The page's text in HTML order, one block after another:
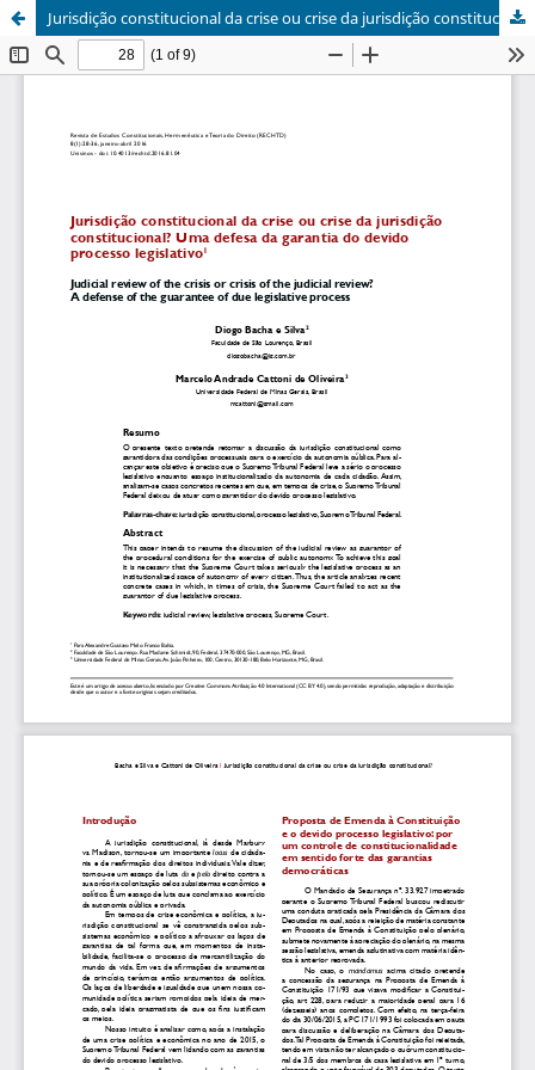
Jurisdição constitucional da crise ou crise da jurisdição constitucional? Uma defesa da garantia do devido processo legislativo